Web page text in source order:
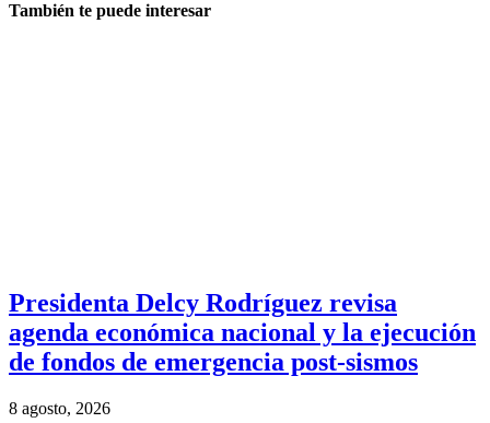
También te puede interesar
Presidenta Delcy Rodríguez revisa
agenda económica nacional y la ejecución
de fondos de emergencia post-sismos
8 agosto, 2026